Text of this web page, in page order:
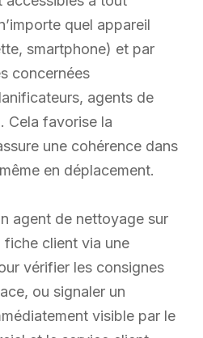
quel appareil
smartphone) et par
concernées
agents de
Cela favorise la
une cohérence dans
en déplacement.
agent de nettoyage sur
client via une
vérifier les consignes
ou signaler un
visible par le